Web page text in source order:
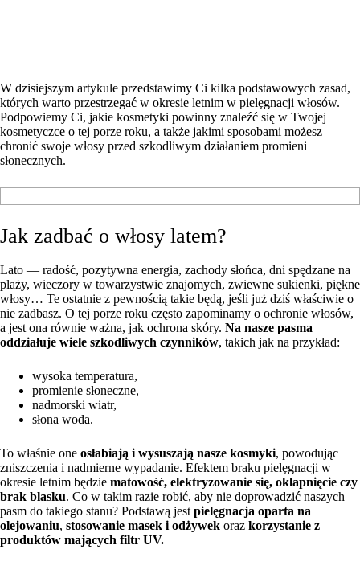
W dzisiejszym artykule przedstawimy Ci kilka podstawowych zasad,
których warto przestrzegać w okresie letnim w pielęgnacji włosów.
Podpowiemy Ci, jakie kosmetyki powinny znaleźć się w Twojej
kosmetyczce o tej porze roku, a także jakimi sposobami możesz
chronić swoje włosy przed szkodliwym działaniem promieni
słonecznych.
Jak zadbać o włosy latem?
Lato — radość, pozytywna energia, zachody słońca, dni spędzane na
plaży, wieczory w towarzystwie znajomych, zwiewne sukienki, piękne
włosy… Te ostatnie z pewnością takie będą, jeśli już dziś właściwie o
nie zadbasz. O tej porze roku często zapominamy o ochronie włosów,
a jest ona równie ważna, jak ochrona skóry. Na nasze pasma
oddziałuje wiele szkodliwych czynników, takich jak na przykład:
wysoka temperatura,
promienie słoneczne,
nadmorski wiatr,
słona woda.
To właśnie one osłabiają i wysuszają nasze kosmyki, powodując
zniszczenia i nadmierne wypadanie. Efektem braku pielęgnacji w
okresie letnim będzie matowość, elektryzowanie się, oklapnięcie czy
brak blasku. Co w takim razie robić, aby nie doprowadzić naszych
pasm do takiego stanu? Podstawą jest pielęgnacja oparta na
olejowaniu, stosowanie masek i odżywek oraz korzystanie z
produktów mających filtr UV.